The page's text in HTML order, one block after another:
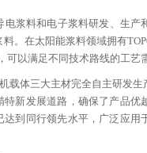
浆料和电子浆料研发、生产
。在太阳能浆料领域拥有
以满足不同技术路线的工艺
载体三大主材完全自主研发
新发展道路，确保了产品优
到同行领先水平，广泛应用